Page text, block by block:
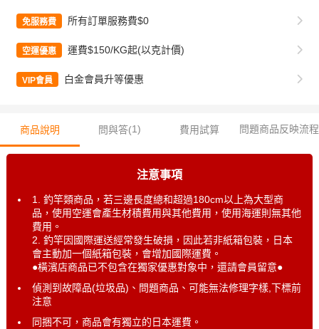
免服務費 所有訂單服務費$0
空運優惠 運費$150/KG起(以克計價)
VIP會員 白金會員升等優惠
商品說明 問與答(1) 費用試算 問題商品反映流程
注意事項
1. 釣竿類商品，若三邊長度總和超過180cm以上為大型商
品，使用空運會產生材積費用與其他費用，使用海運則無其他
費用。
2. 釣竿因國際運送經常發生破損，因此若非紙箱包裝，日本
會主動加一個紙箱包裝，會增加國際運費。
●橫濱店商品已不包含在獨家優惠對象中，還請會員留意●
偵測到故障品(垃圾品)、問題商品、可能無法修理字樣,下標前
注意
同捆不可，商品會有獨立的日本運費。